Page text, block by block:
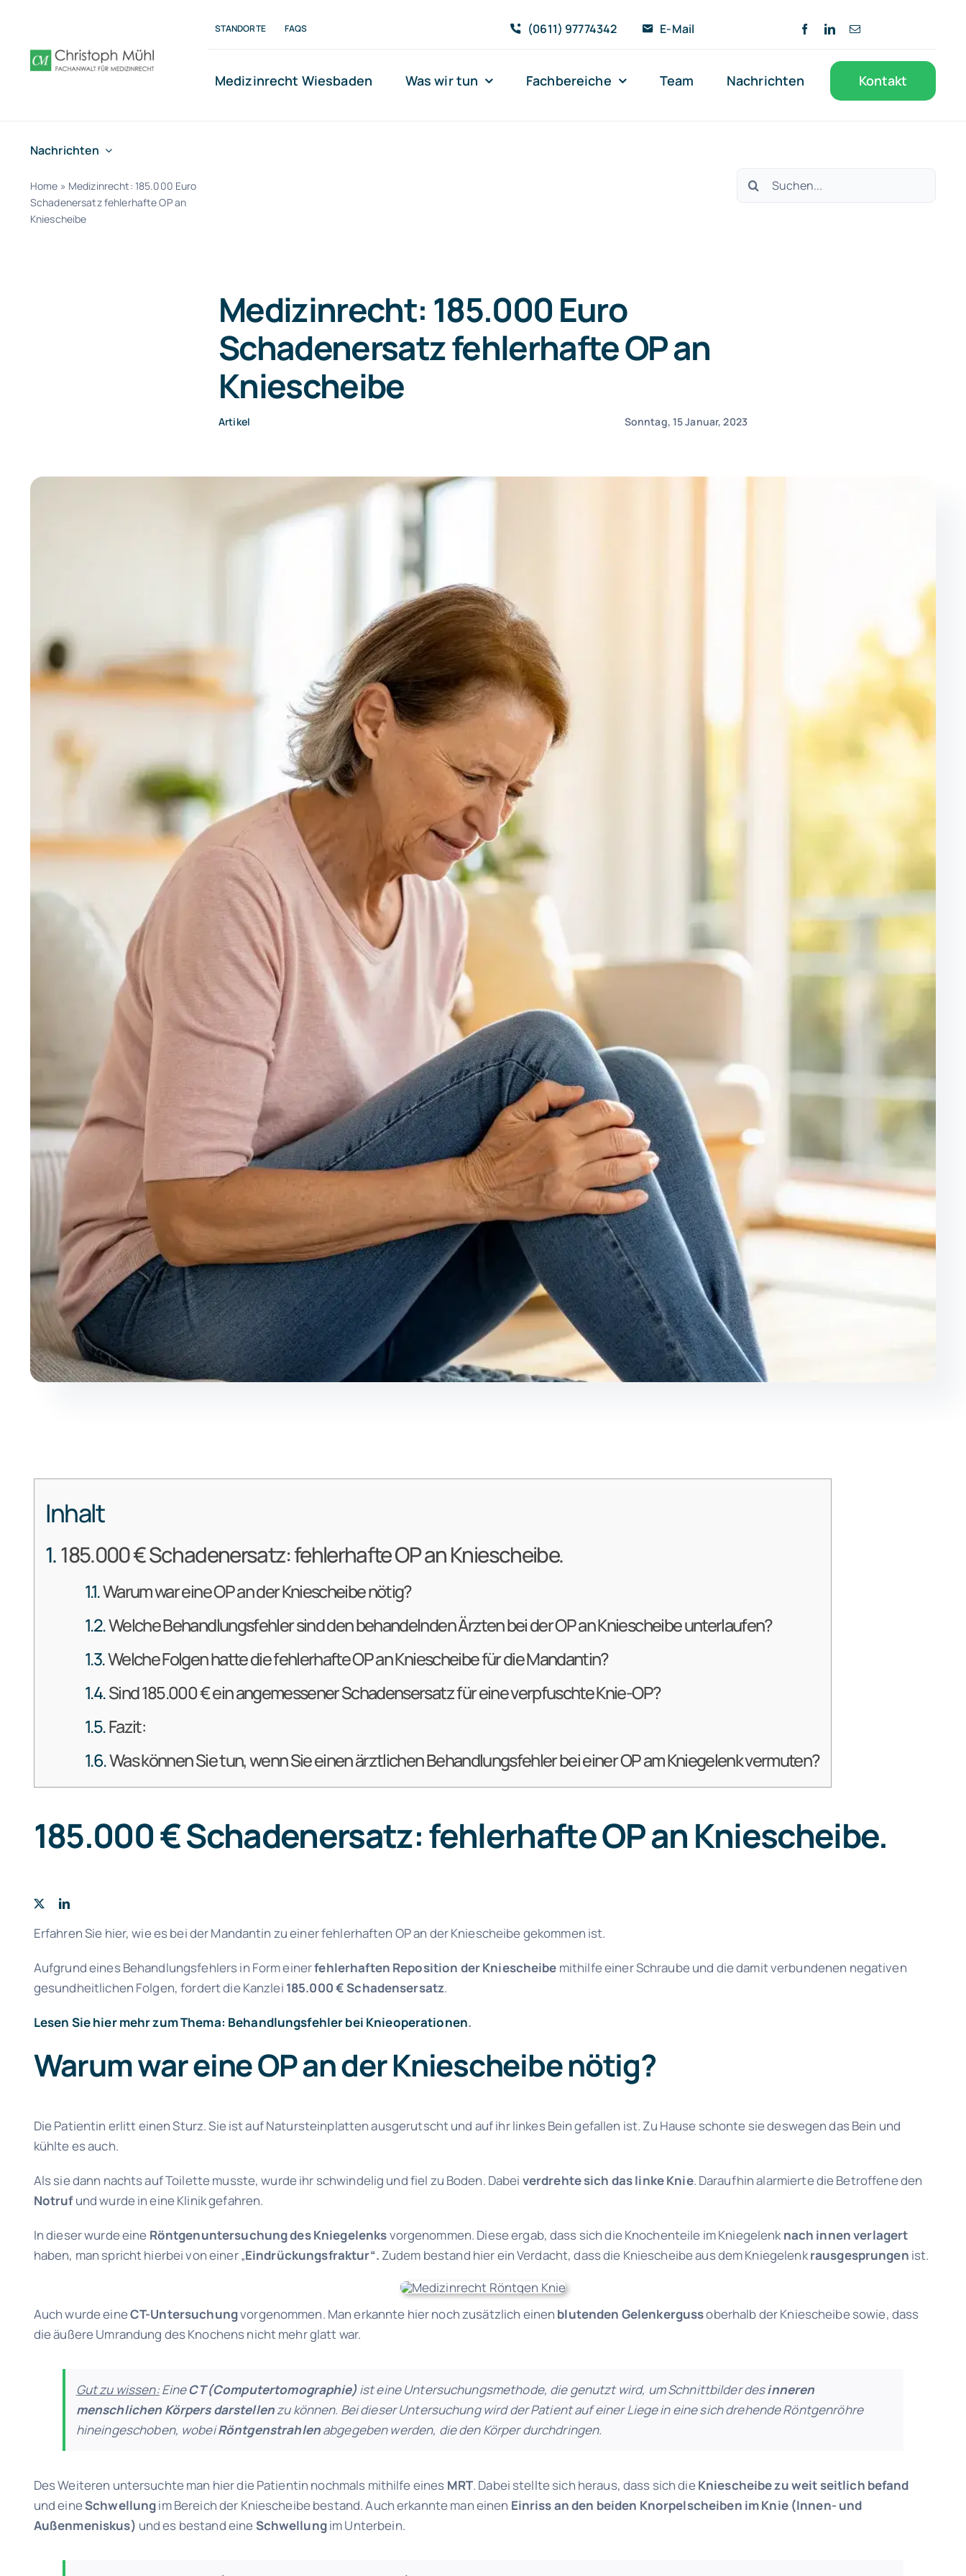
springen
STANDORTE FAQS (0611) 97774342 E-Mail
Medizinrecht Wiesbaden Was wir tun Fachbereiche Team Nachrichten Kontakt
Nachrichten
Home » Medizinrecht: 185.000 Euro
Schadenersatz fehlerhafte OP an
Kniescheibe
Suche
nach:
Medizinrecht: 185.000 Euro
Schadenersatz fehlerhafte OP an
Kniescheibe
Artikel Sonntag, 15 Januar, 2023
Inhalt
185.000 € Schadenersatz: fehlerhafte OP an Kniescheibe.
Warum war eine OP an der Kniescheibe nötig?
Welche Behandlungsfehler sind den behandelnden Ärzten bei der OP an Kniescheibe unterlaufen?
Welche Folgen hatte die fehlerhafte OP an Kniescheibe für die Mandantin?
Sind 185.000 € ein angemessener Schadensersatz für eine verpfuschte Knie-OP?
Fazit:
Was können Sie tun, wenn Sie einen ärztlichen Behandlungsfehler bei einer OP am Kniegelenk vermuten?
185.000 € Schadenersatz: fehlerhafte OP an Kniescheibe.
Erfahren Sie hier, wie es bei der Mandantin zu einer fehlerhaften OP an der Kniescheibe gekommen ist.
Aufgrund eines Behandlungsfehlers in Form einerfehlerhaften Reposition der Kniescheibe mithilfe einer Schraube und die damit verbundenen negativen
gesundheitlichen Folgen, fordert die Kanzlei 185.000 € Schadensersatz.
Lesen Sie hier mehr zum Thema: Behandlungsfehler bei Knieoperationen.
Warum war eine OP an der Kniescheibe nötig?
Die Patientin erlitt einen Sturz. Sie ist auf Natursteinplatten ausgerutscht und auf ihr linkes Bein gefallen ist. Zu Hause schonte sie deswegen das Bein und
kühlte es auch.
Als sie dann nachts auf Toilette musste, wurde ihr schwindelig und fiel zu Boden. Dabei verdrehte sich das linke Knie. Daraufhin alarmierte die Betroffene den
Notrufund wurde in eine Klinik gefahren.
In dieser wurde eine Röntgenuntersuchung des Kniegelenksvorgenommen. Diese ergab, dass sich die Knochenteile im Kniegelenknach innen verlagert
haben, man spricht hierbei von einer „Eindrückungsfraktur“. Zudem bestand hier ein Verdacht, dass die Kniescheibe aus dem Kniegelenkrausgesprungen ist.
Auch wurde eineCT-Untersuchungvorgenommen. Man erkannte hier noch zusätzlich einen blutenden Gelenkergussoberhalb der Kniescheibe sowie, dass
die äußere Umrandung des Knochens nicht mehr glatt war.
Gut zu wissen:EineCT (Computertomographie)ist eine Untersuchungsmethode, die genutzt wird, um Schnittbilder desinneren
menschlichen Körpers darstellenzu können. Bei dieser Untersuchung wird der Patient auf einer Liege in eine sich drehende Röntgenröhre
hineingeschoben, wobeiRöntgenstrahlenabgegeben werden, die den Körper durchdringen.
Des Weiteren untersuchte man hier die Patientin nochmals mithilfe eines MRT. Dabei stellte sich heraus, dass sich dieKniescheibe zu weit seitlich befand
und eineSchwellungim Bereich der Kniescheibe bestand. Auch erkannte man einen Einriss an den beiden Knorpelscheiben im Knie (Innen- und
Außenmeniskus) und es bestand eineSchwellungim Unterbein.